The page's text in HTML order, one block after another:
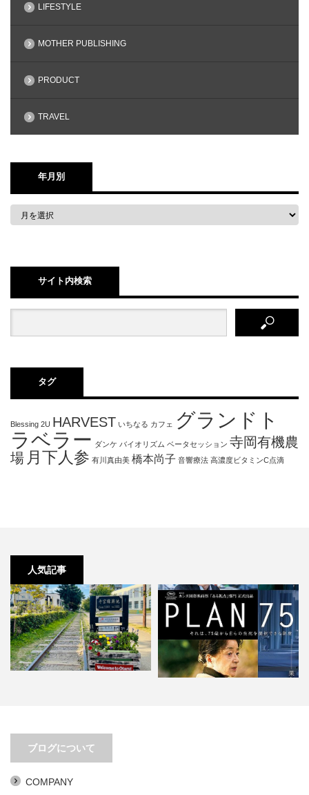
LIFESTYLE
MOTHER PUBLISHING
PRODUCT
TRAVEL
年月別
サイト内検索
タグ
Blessing 2U HARVEST いちなる カフェ
グランドト
ラベラー ダンケ バイオリズム ベータセッション 寺岡有機農
場 月下人参 有川真由美 橋本尚子 音響療法 高濃度ビタミンC点滴
人気記事
ブログについて
COMPANY